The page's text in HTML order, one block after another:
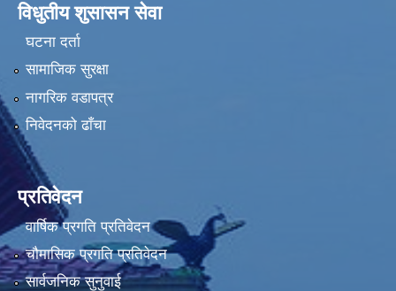
विधुतीय शुसासन सेवा
घटना दर्ता
सामाजिक सुरक्षा
नागरिक वडापत्र
निवेदनको ढाँचा
प्रतिवेदन
वार्षिक प्रगति प्रतिवेदन
चौमासिक प्रगति प्रतिवेदन
सार्वजनिक सुनुवाई